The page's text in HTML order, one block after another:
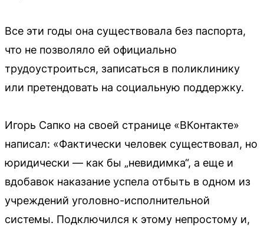
Все эти годы она существовала без паспорта,
что не позволяло ей официально
трудоустроиться, записаться в поликлинику
или претендовать на социальную поддержку.
Игорь Сапко на своей странице «ВКонтакте»
написал: «Фактически человек существовал, но
юридически — как бы „невидимка“, а еще и
вдобавок наказание успела отбыть в одном из
учреждений уголовно-исполнительной
системы. Подключился к этому непростому и,